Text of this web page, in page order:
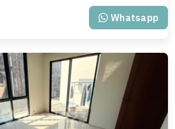
Whatsapp